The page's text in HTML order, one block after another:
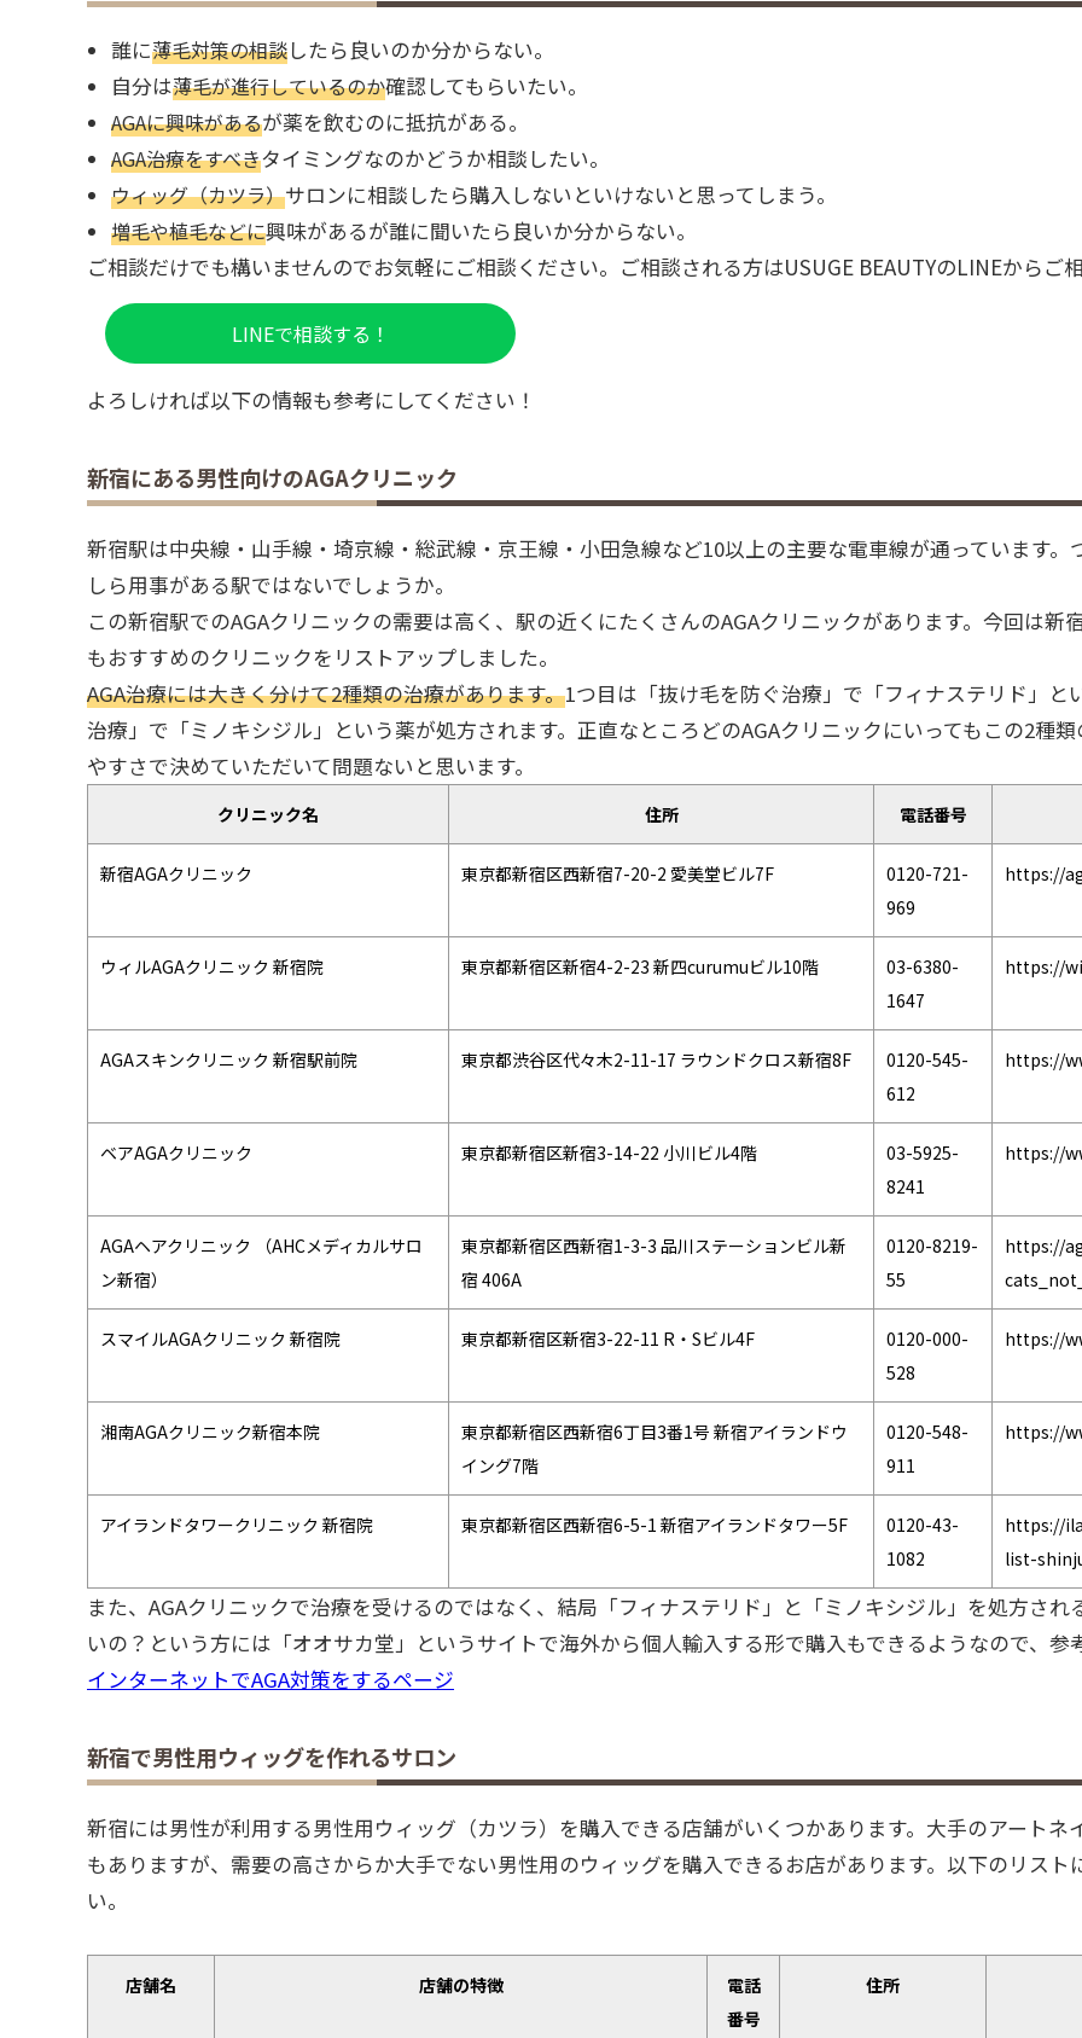
誰に薄毛対策の相談したら良いのか分からない。
自分は薄毛が進行しているのか確認してもらいたい。
AGAに興味があるが薬を飲むのに抵抗がある。
AGA治療をすべきタイミングなのかどうか相談したい。
ウィッグ（カツラ）サロンに相談したら購入しないといけないと思ってしまう。
増毛や植毛などに興味があるが誰に聞いたら良いか分からない。
ご相談だけでも構いませんのでお気軽にご相談ください。ご相談される方はUSUGE BEAUTYのLINEからご相
LINEで相談する！
よろしければ以下の情報も参考にしてください！
新宿にある男性向けのAGAクリニック
新宿駅は中央線・山手線・埼京線・総武線・京王線・小田急線など10以上の主要な電車線が通っています
しら用事がある駅ではないでしょうか。
この新宿駅でのAGAクリニックの需要は高く、駅の近くにたくさんのAGAクリニックがあります。今回は新
もおすすめのクリニックをリストアップしました。
AGA治療には大きく分けて2種類の治療があります。1つ目は「抜け毛を防ぐ治療」で「フィナステリド」
治療」で「ミノキシジル」という薬が処方されます。正直なところどのAGAクリニックにいってもこの2種
やすさで決めていただいて問題ないと思います。
クリニック名 住所 電話番号
新宿AGAクリニック 東京都新宿区西新宿7-20-2 愛美堂ビル7F
0120-721-
969
https://
ウィルAGAクリニック 新宿院 東京都新宿区新宿4-2-23 新四curumuビル10階
03-6380-
1647
https://
AGAスキンクリニック 新宿駅前院 東京都渋谷区代々木2-11-17 ラウンドクロス新宿8F
0120-545-
612
https://
ベアAGAクリニック 東京都新宿区新宿3-14-22 小川ビル4階
03-5925-
8241
https://
AGAヘアクリニック （AHCメディカルサロ
ン新宿）
東京都新宿区西新宿1-3-3 品川ステーションビル新
宿 406A
0120-8219-
55
https://
スマイルAGAクリニック 新宿院 東京都新宿区新宿3-22-11 R・Sビル4F
0120-000-
528
https://
湘南AGAクリニック新宿本院
東京都新宿区西新宿6丁目3番1号 新宿アイランドウ
イング7階
0120-548-
911
https://
アイランドタワークリニック 新宿院 東京都新宿区西新宿6-5-1 新宿アイランドタワー5F
0120-43-
1082
https://
list-
また、AGAクリニックで治療を受けるのではなく、結局「フィナステリド」と「ミノキシジル」を処方さ
いの？という方には「オオサカ堂」というサイトで海外から個人輸入する形で購入もできるようなので、参
インターネットでAGA対策をするページ
新宿で男性用ウィッグを作れるサロン
新宿には男性が利用する男性用ウィッグ（カツラ）を購入できる店舗がいくつかあります。大手のアート
もありますが、需要の高さからか大手でない男性用のウィッグを購入できるお店があります。以下のリスト
い。
店舗名 店舗の特徴
電話
番号
住所